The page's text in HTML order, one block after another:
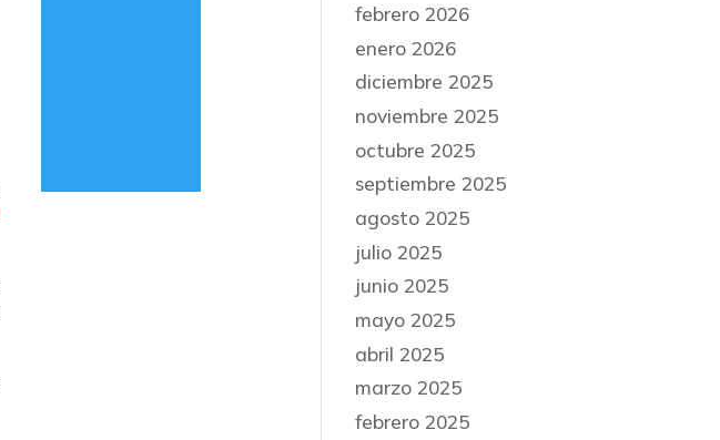
febrero 2026
enero 2026
diciembre 2025
noviembre 2025
octubre 2025
septiembre 2025
agosto 2025
julio 2025
junio 2025
mayo 2025
abril 2025
marzo 2025
febrero 2025